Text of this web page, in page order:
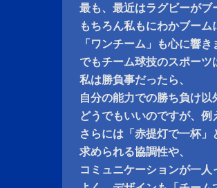
最も、最近はラグビーがブ
もちろん私もにわかブーム
「ワンチーム」も心に響き
でもチーム球技のスポー
私は勝負事だったら、
自分の能力での勝ち負け
どうでもいいのですが、
さらには「赤提灯で一杯」
求められる協調性や、
コミュニケーションが一